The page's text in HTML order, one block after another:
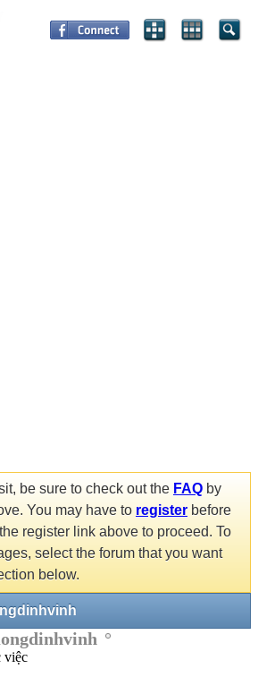
be sure to check out the FAQ by
You may have to register before
register link above to proceed. To
select the forum that you want
below.
việc